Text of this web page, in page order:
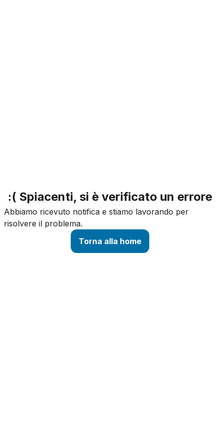
:( Spiacenti, si è verificato un errore
Abbiamo ricevuto notifica e stiamo lavorando per
risolvere il problema.
Torna alla home